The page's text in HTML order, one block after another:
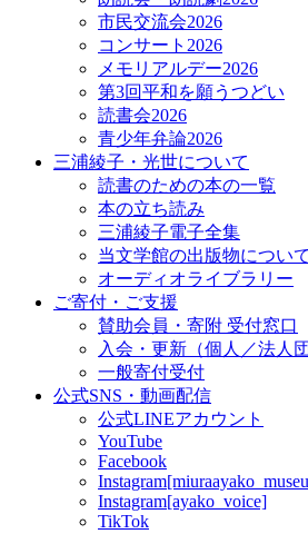
市民交流会2026
コンサート2026
メモリアルデー2026
第3回平和を願うつどい
読書会2026
青少年弁論2026
三浦綾子・光世について
読書のための本の一覧
本の立ち読み
三浦綾子電子全集
当文学館の出版物について
オーディオライブラリー
ご寄付・ご支援
賛助会員・寄附 受付窓口
入会・更新（個人／法人団
一般寄付受付
公式SNS・動画配信
公式LINEアカウント
YouTube
Facebook
Instagram[ayako_voice]
TikTok